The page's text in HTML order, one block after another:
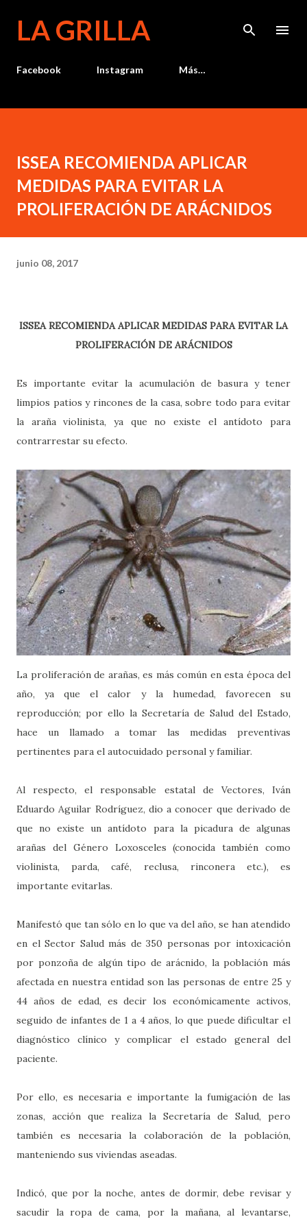
LA GRILLA
Facebook Instagram Más…
ISSEA RECOMIENDA APLICAR
MEDIDAS PARA EVITAR LA
PROLIFERACIÓN DE ARÁCNIDOS
junio 08, 2017
ISSEA RECOMIENDA APLICAR MEDIDAS PARA EVITAR LA
PROLIFERACIÓN DE ARÁCNIDOS
Es importante evitar la acumulación de basura y tener
limpios patios y rincones de la casa, sobre todo para evitar
la araña violinista, ya que no existe el antídoto para
contrarrestar su efecto.
La proliferación de arañas, es más común en esta época del
año, ya que el calor y la humedad, favorecen su
reproducción; por ello la Secretaría de Salud del Estado,
hace un llamado a tomar las medidas preventivas
pertinentes para el autocuidado personal y familiar.
Al respecto, el responsable estatal de Vectores, Iván
Eduardo Aguilar Rodríguez, dio a conocer que derivado de
que no existe un antídoto para la picadura de algunas
arañas del Género Loxosceles (conocida también como
violinista, parda, café, reclusa, rinconera etc.), es
importante evitarlas.
Manifestó que tan sólo en lo que va del año, se han atendido
en el Sector Salud más de 350 personas por intoxicación
por ponzoña de algún tipo de arácnido, la población más
afectada en nuestra entidad son las personas de entre 25 y
44 años de edad, es decir los económicamente activos,
seguido de infantes de 1 a 4 años, lo que puede dificultar el
diagnóstico clínico y complicar el estado general del
paciente.
Por ello, es necesaria e importante la fumigación de las
zonas, acción que realiza la Secretaría de Salud, pero
también es necesaria la colaboración de la población,
manteniendo sus viviendas aseadas.
Indicó, que por la noche, antes de dormir, debe revisar y
sacudir la ropa de cama, por la mañana, al levantarse,